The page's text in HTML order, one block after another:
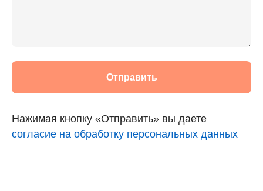
Отправить
Нажимая кнопку «Отправить» вы даете
согласие на обработку персональных данных